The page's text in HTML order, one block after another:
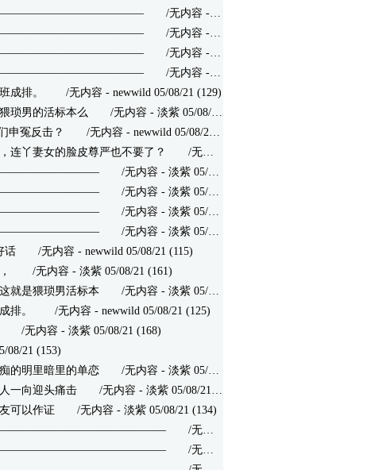
/无内容 - 淡紫 05/08/21 (120)
/无内容 - 淡紫 05/08/21 (129)
/无内容 - 淡紫 05/08/21 (136)
/无内容 - 淡紫 05/08/21 (123)
成排。
/无内容 - newwild 05/08/21 (129)
琐男的活标本么 /无内容 - 淡紫 05/08/21 (250)
申冤反击？
/无内容 - newwild 05/08/21 (142)
连丫妻女的脸皮尊严也不要了？
/无内容 - 淡紫 05/08/21 (120)
/无内容 - 淡紫 05/08/21 (119)
/无内容 - 淡紫 05/08/21 (121)
/无内容 - 淡紫 05/08/21 (110)
/无内容 - 淡紫 05/08/21 (135)
话/无内容 - newwild 05/08/21 (115)
/无内容 - 淡紫 05/08/21 (161)
就是猥琐男活标本 /无内容 - 淡紫 05/08/21 (134)
排。
/无内容 - newwild 05/08/21 (125)
/无内容 - 淡紫 05/08/21 (168)
21 (153)
的明里暗里的单恋/无内容 - 淡紫 05/08/21 (144)
一向迎头痛击/无内容 - 淡紫 05/08/21 (163)
可以作证 /无内容 - 淡紫 05/08/21 (134)
/无内容 - 淡紫 05/08/21 (126)
/无内容 - 淡紫 05/08/21 (123)